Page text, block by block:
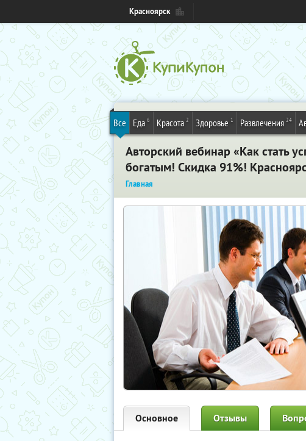
Красноярск
Все Еда 6 Красота 2 Здоровье 1 Развлечения 24
Авторский вебинар «Как стать
богатым! Скидка 91%!
Главная
Основное Отзывы